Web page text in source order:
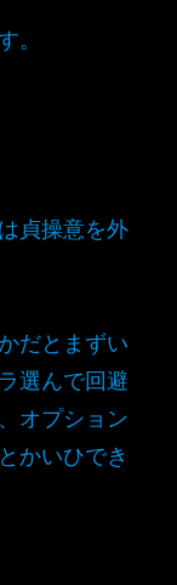
。
貞操意を外
だとまずい
選んで回避
オプション
かいひでき